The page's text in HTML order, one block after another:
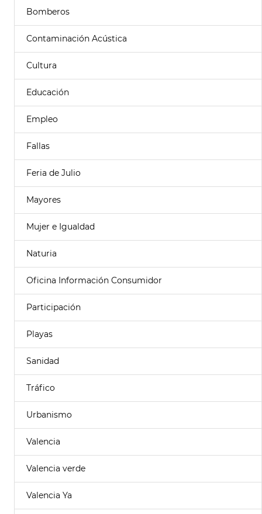
Bomberos
Contaminación Acústica
Cultura
Educación
Empleo
Fallas
Feria de Julio
Mayores
Mujer e Igualdad
Naturia
Oficina Información Consumidor
Participación
Playas
Sanidad
Tráfico
Urbanismo
Valencia
Valencia verde
Valencia Ya